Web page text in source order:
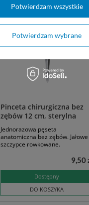
Pinceta chirurgiczna bez
zębów 12 cm, sterylna
Jednorazowa pęseta
anatomiczna bez zębów. Jałowe
szczypce rowkowane.
Dostępny
DO KOSZYKA
9,50
Potwierdzam wybrane
Potwierdzam wszystkie